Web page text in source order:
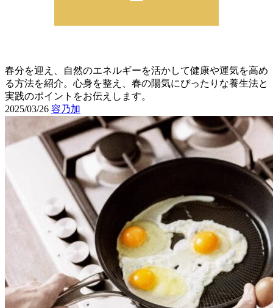
春分を迎え、自然のエネルギーを活かして健康や運気を高め
る方法を紹介。心身を整え、春の陽気にぴったりな養生法と
実践のポイントをお伝えします。
2025/03/26 容乃加